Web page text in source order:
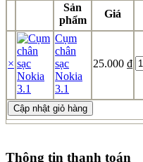
sản
phẩm
thu
nhỏ
Sản
phẩm
Giá
×
Cụm
chân
sạc
Nokia
3.1
25.000 ₫
Cập nhật giỏ hàng
Thông tin thanh toán